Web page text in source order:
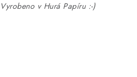
Vyrobeno v Hurá Papíru :-)